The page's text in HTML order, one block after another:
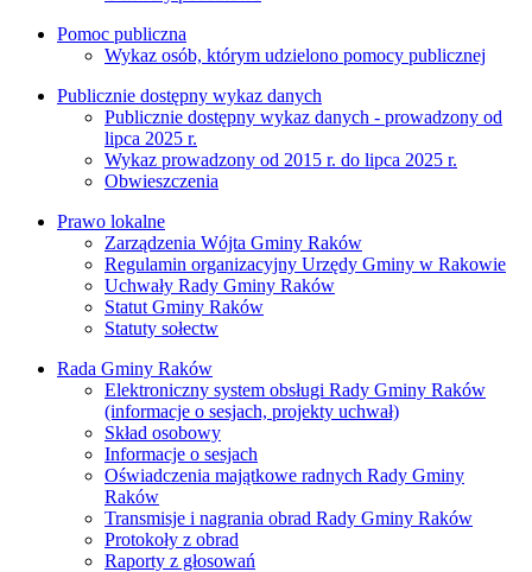
Pomoc publiczna
Wykaz osób, którym udzielono pomocy publicznej
Publicznie dostępny wykaz danych
Publicznie dostępny wykaz danych - prowadzony od
lipca 2025 r.
Wykaz prowadzony od 2015 r. do lipca 2025 r.
Obwieszczenia
Prawo lokalne
Zarządzenia Wójta Gminy Raków
Regulamin organizacyjny Urzędy Gminy w Rakowie
Uchwały Rady Gminy Raków
Statut Gminy Raków
Statuty sołectw
Rada Gminy Raków
Elektroniczny system obsługi Rady Gminy Raków
(informacje o sesjach, projekty uchwał)
Skład osobowy
Informacje o sesjach
Oświadczenia majątkowe radnych Rady Gminy
Raków
Transmisje i nagrania obrad Rady Gminy Raków
Protokoły z obrad
Raporty z głosowań